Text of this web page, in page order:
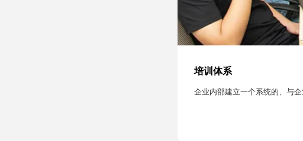
培训体系
企业内部建立一个系统的、与